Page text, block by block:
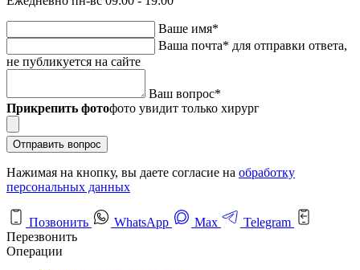
Ваше имя*
Ваша почта* для отправки ответа,
не публикуется на сайте
Ваш вопрос*
Прикрепить фотофото увидит только хирург
Отправить вопрос
Нажимая на кнопку, вы даете согласие на обработку
персональных данных
Позвонить WhatsApp Max
Telegram
Перезвонить
Операции